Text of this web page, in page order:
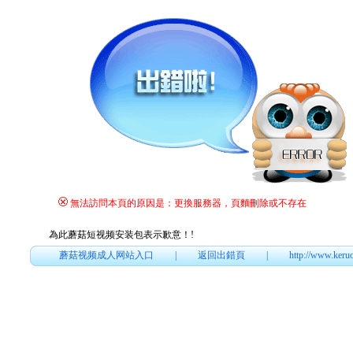
無法訪問本頁的原因是：更換服務器，頁麵刪除或不存在
為此蘑菇短视频安装包表示歉意！ !
蘑菇视频成人网站入口|返回出錯頁|http://